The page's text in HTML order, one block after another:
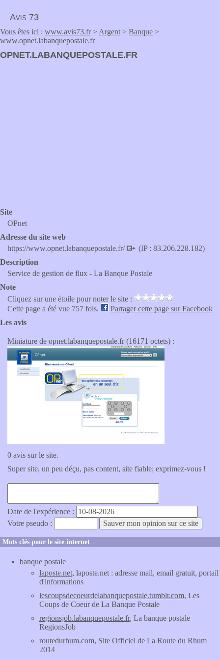
Avis 73
Vous êtes ici : www.avis73.fr> Argent > Banque >
www.opnet.labanquepostale.fr
OPNET.LABANQUEPOSTALE.FR
Site
OPnet
Adresse du site web
https://www.opnet.labanquepostale.fr/
(IP : 83.206.228.182)
Description
Service de gestion de flux - La Banque Postale
Note
Cliquez sur une étoile pour noter le site :
Cette page a été vue 757 fois.
Partager cette page sur Facebook
Les avis
Miniature de opnet.labanquepostale.fr (16171 octets) :
0 avis sur le site.
Super site, un peu déçu, pas content, site fiable; exprimez-vous !
Date de l'expérience :
Votre pseudo :
Mots clés pour le site internet
banque postale
laposte.net, laposte.net : adresse mail, email gratuit, portail
d'informations
lescoupsdecoeurdelabanquepostale.tumblr.com, Les
Coups de Coeur de La Banque Postale
regionsjob.labanquepostale.fr, La banque postale
RegionsJob
routedurhum.com, Site Officiel de La Route du Rhum
2014